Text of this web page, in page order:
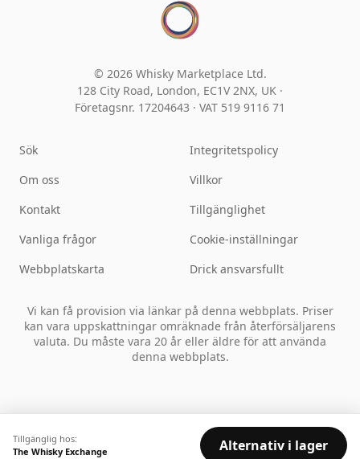
Tillgänglig hos:
The Whisky Exchange
Alternativ i lager
© 2026 Whisky Marketplace Ltd.
128 City Road, London, EC1V 2NX, UK ·
Företagsnr. 17204643 · VAT 519 9116 71
Sök
Om oss
Kontakt
Vanliga frågor
Webbplatskarta
Integritetspolicy
Villkor
Tillgänglighet
Cookie-inställningar
Drick ansvarsfullt
Vi kan få provision via länkar på denna webbplats. Priser
kan vara uppskattningar omräknade från återförsäljarens
valuta. Du måste vara 20 år eller äldre för att använda
denna webbplats.